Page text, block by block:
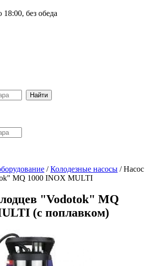
без обеда
/Колодезные насосы /Насос
MQ 1000 INOX MULTI
"Vodotok" MQ
(с поплавком)